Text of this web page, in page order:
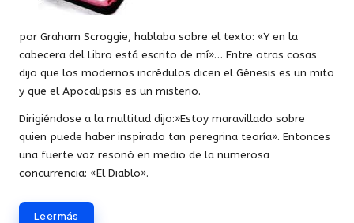
por Graham Scroggie, hablaba sobre el texto: «Y en la
cabecera del Libro está escrito de mí»… Entre otras cosas
dijo que los modernos incrédulos dicen el Génesis es un mito
y que el Apocalipsis es un misterio.
Dirigiéndose a la multitud dijo:»Estoy maravillado sobre
quien puede haber inspirado tan peregrina teoría». Entonces
una fuerte voz resonó en medio de la numerosa
concurrencia: «El Diablo».
Leer más